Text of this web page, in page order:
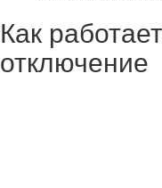
Как
отключение